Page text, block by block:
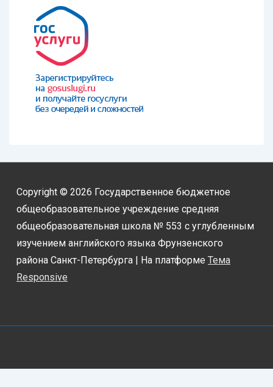
Copyright © 2026 Государственное бюджетное
общеобразовательное учреждение средняя
общеобразовательная школа № 553 с углубленным
изучением английского языка Фрунзенского
района Санкт-Петербурга | На платформе Тема
Responsive